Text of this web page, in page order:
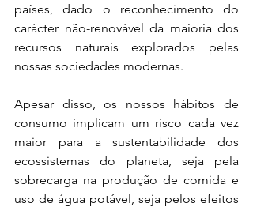
países, dado o reconhecimento do
carácter não-renovável da maioria dos
recursos naturais explorados pelas
nossas sociedades modernas.
Apesar disso, os nossos hábitos de
consumo implicam um risco cada vez
maior para a sustentabilidade dos
ecossistemas do planeta, seja pela
sobrecarga na produção de comida e
uso de água potável, seja pelos efeitos